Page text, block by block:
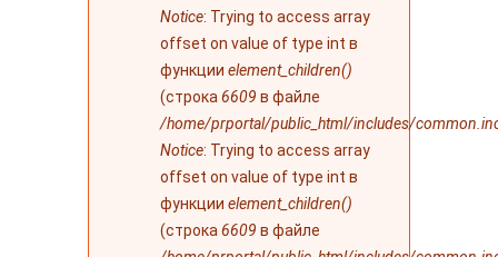
Notice: Trying to access array
offset on value of type int в
функции element_children()
(строка 6609 в файле
/home/prportal/public_html/includes/
Notice: Trying to access array
offset on value of type int в
функции element_children()
(строка 6609 в файле